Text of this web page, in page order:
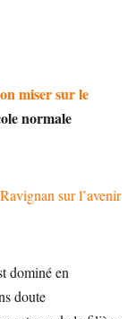
miser sur le
normale
sur l’avenir
dominé en
doute